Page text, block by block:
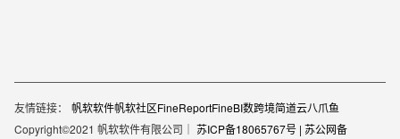
友情链接： 帆软软件帆软社区FineReportFineBI数跨境简道云八爪鱼
Copyright©2021 帆软软件有限公司｜ 苏ICP备18065767号 | 苏公网备